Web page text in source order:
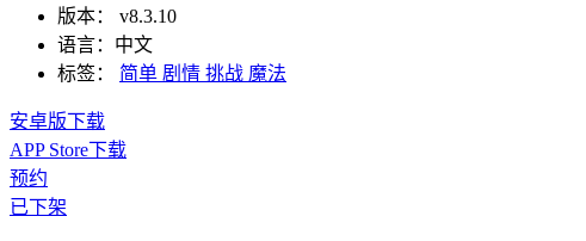
版本：
v8.3.10
语言： 中文
标签：
简单 剧情 挑战 魔法
安卓版下载
APP Store下载
预约
已下架